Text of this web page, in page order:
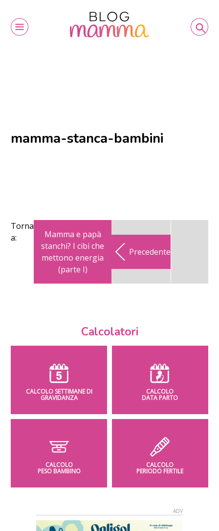
mamma-stanca-bambini
Torna
a:
Mamma e papà
stanchi? I cibi che
mettono energia
(parte I)
Precedente
Calcolatori
CALCOLO SETTIMANE DI
GRAVIDANZA
CALCOLO
DATA PARTO
CALCOLO
PESO BAMBINO
CALCOLO
PERIODO FERTILE